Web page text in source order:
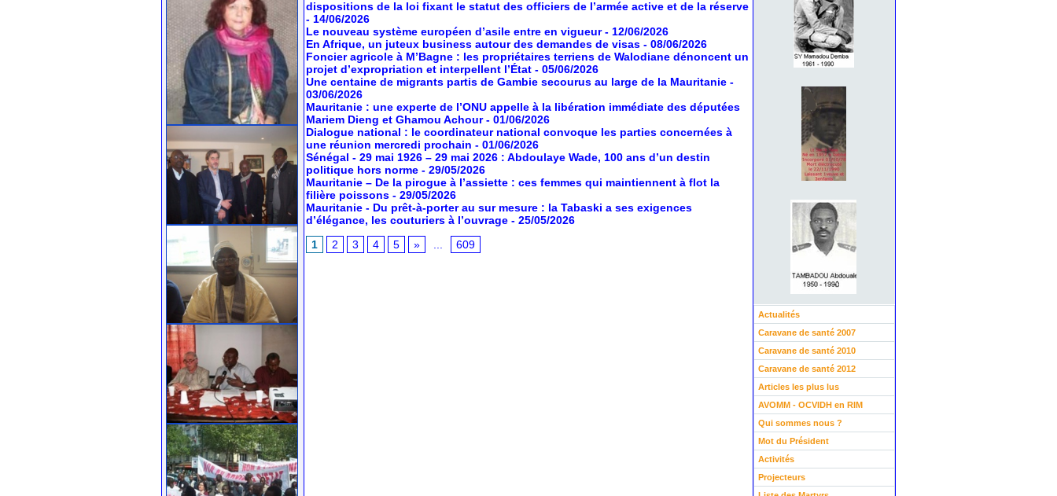
dispositions de la loi fixant le statut des officiers de l’armée active et de la réserve
- 14/06/2026
Le nouveau système européen d’asile entre en vigueur - 12/06/2026
En Afrique, un juteux business autour des demandes de visas - 08/06/2026
Foncier agricole à M’Bagne : les propriétaires terriens de Walodiane dénoncent un
projet d’expropriation et interpellent l’État - 05/06/2026
Une centaine de migrants partis de Gambie secourus au large de la Mauritanie -
03/06/2026
Mauritanie : une experte de l’ONU appelle à la libération immédiate des députées
Mariem Dieng et Ghamou Achour - 01/06/2026
Dialogue national : le coordinateur national convoque les parties concernées à
une réunion mercredi prochain - 01/06/2026
Sénégal - 29 mai 1926 – 29 mai 2026 : Abdoulaye Wade, 100 ans d’un destin
politique hors norme - 29/05/2026
Mauritanie – De la pirogue à l’assiette : ces femmes qui maintiennent à flot la
filière poissons - 29/05/2026
Mauritanie - Du prêt-à-porter au sur mesure : la Tabaski a ses exigences
d’élégance, les couturiers à l’ouvrage - 25/05/2026
1
2 3 4 5 » ... 609
Actualités
Caravane de santé 2007
Caravane de santé 2010
Caravane de santé 2012
Articles les plus lus
AVOMM - OCVIDH en RIM
Qui sommes nous ?
Mot du Président
Activités
Projecteurs